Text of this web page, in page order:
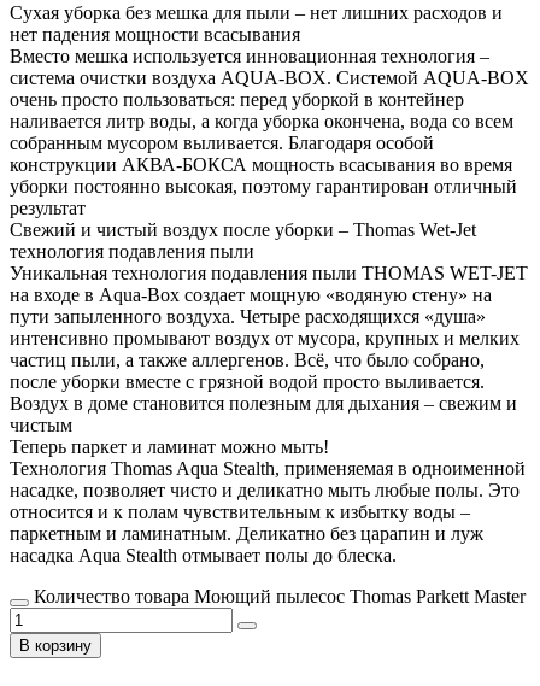
Сухая уборка без мешка для пыли – нет лишних расходов и
нет падения мощности всасывания
Вместо мешка используется инновационная технология –
система очистки воздуха AQUA-BOX. Системой AQUA-BOX
очень просто пользоваться: перед уборкой в контейнер
наливается литр воды, а когда уборка окончена, вода со всем
собранным мусором выливается. Благодаря особой
конструкции АКВА-БОКСА мощность всасывания во время
уборки постоянно высокая, поэтому гарантирован отличный
результат
Свежий и чистый воздух после уборки – Thomas Wet-Jet
технология подавления пыли
Уникальная технология подавления пыли THOMAS WET-JET
на входе в Aqua-Box создает мощную «водяную стену» на
пути запыленного воздуха. Четыре расходящихся «душа»
интенсивно промывают воздух от мусора, крупных и мелких
частиц пыли, а также аллергенов. Всё, что было собрано,
после уборки вместе с грязной водой просто выливается.
Воздух в доме становится полезным для дыхания – свежим и
чистым
Теперь паркет и ламинат можно мыть!
Технология Thomas Aqua Stealth, применяемая в одноименной
насадке, позволяет чисто и деликатно мыть любые полы. Это
относится и к полам чувствительным к избытку воды –
паркетным и ламинатным. Деликатно без царапин и луж
насадка Aqua Stealth отмывает полы до блеска.
Количество товара Моющий пылесос Thomas Parkett Master
В корзину